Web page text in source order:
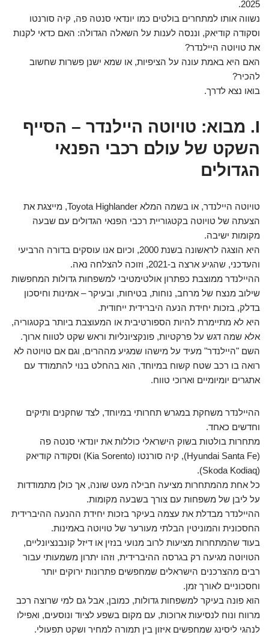
2025.
נשווה אותו למתחרים בולטים כמו יונדאי סנטה פה, קיה סורנטו
וסקודה קודיאק, וננסה לענות על השאלה הגדולה: האם כדאי לקנות
את טויוטה היילנדר?
האם היא באמת עונה על הציפיות, או שמא ישנן פשרות שחשוב
להכיר?
בואו נצא לדרך.
I. מבוא: טויוטה היילנדר – הסייף
השקט של עולם רכבי הפנאי
הגדולים
טויוטה היילנדר, או בשמה המלא Toyota Highlander, מייצגת את
הצעתה של טויוטה בקטגוריית רכבי הפנאי הגדולים עם שבעה
מקומות ישיבה.
היא הוצגה לראשונה בשנת 2000, וכיום אנו עוסקים בדורה הרביעי
והעדכני, שהגיע ארצה ב-2021, וזוכה להצלחה נאה.
ההיילנדר ממוצבת כפתרון אולטימטיבי למשפחות גדולות המחפשות
שילוב מנצח של מרחב, נוחות, בטיחות, ובעיקר – אמינות וחיסכון
בדלק, בזכות יחידת הנעה היברידית ייחודית.
היא לא מתיימרת להיות הספורטיבית או המעוצבת ביותר בקטגוריה,
אלא שמה דגש על פרקטיות, פונקציונליות וראש שקט לטווח ארוך.
השם "היילנדר" מעיד על מישהו שמגיע מההרים, וגם אם טויוטה לא
רואה בו רכב שטח קשוח במיוחד, הוא בהחלט בנוי להתמודד עם
אתגרים יומיומיים וארוכי טווח.
ההיילנדר משחקת במגרש תחרותי במיוחד, לצד שחקנים ותיקים
וחדשים כאחד.
מתחרות בולטות בשוק הישראלי כוללות את יונדאי סנטה פה
(Hyundai Santa Fe), קיה סורנטו (Kia Sorento) וסקודה קודיאק
(Skoda Kodiaq).
כל אחת מהמתחרות מציעה חבילה מעט שונה, אך כולן מתמודדות
על ליבן של משפחות עם צורך בשבעה מקומות.
ההיילנדר מבדלת את עצמה בעיקר בזכות יחידת ההנעה ההיברידית
החסכונית והמוניטין הבלתי מעורער של טויוטה באמינות.
בעוד שהמתחרות מציעות לרוב מנועי בנזין או דיזל קונבנציונליים,
הטויוטה מגיעה רק בגרסה ההיברידית, וזהו יתרון משמעותי עבור
רבים מהצרכנים הישראלים שמחפשים פתרונות ירוקים יותר
וחסכוניים לאורך זמן.
הוא פונה בעיקר למשפחות גדולות, כמובן, אבל גם למי שרוצה רכב
מרווח ונוח לנסיעות ארוכות, עם מקום בשפע לציוד ונוסעים, ואפילו
לנהגי ליסינג שמחפשים איזון בין תמורה למחיר ושקט תפעולי.